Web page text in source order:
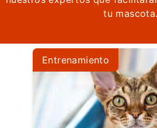
tu mascota.
Entrenamiento